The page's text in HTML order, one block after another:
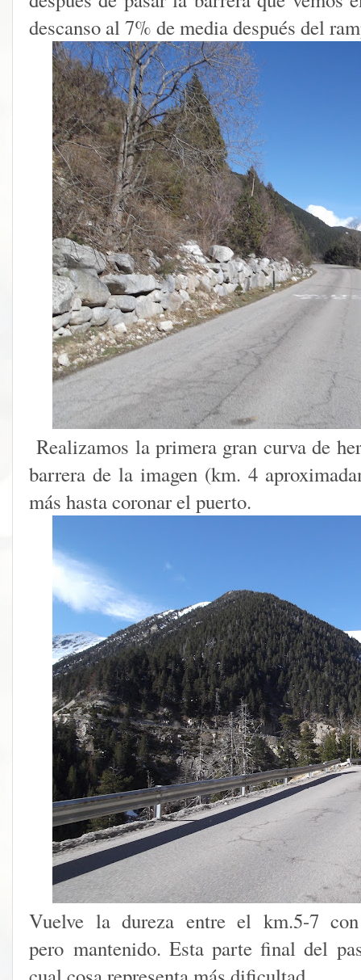
descanso al 7% de media después del
Realizamos la primera gran curva de
barrera de la imagen (km. 4
más hasta coronar el puerto.
Vuelve la dureza entre el km.5-7
pero mantenido. Esta parte final del